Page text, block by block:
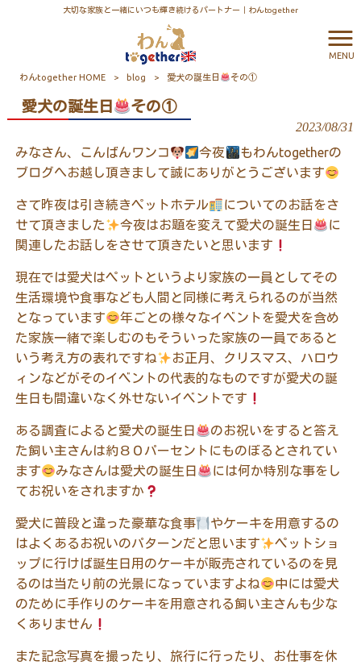
大切な家族と一緒にいつも輝き続けるパートナー｜わんtogether
MENU
わんtogether HOME > blog > 愛犬の誕生日 その①
愛犬の誕生日 その①
2023/08/31
みなさん、こんばんワンコ 今夜 もわんtogetherの
ブログへお越し頂きまして誠にありがとうございます
さて昨夜は引き続きペットホテル
についてのお話をさ
せて頂きました
今夜はお題を変えて愛犬の誕生日
に
関連したお話しをさせて頂きたいと思います
現在では愛犬はペットというより家族の一員としてその
生活環境や食事なども人間と同様に考えられるのが当然
となっています
年ごとの様々なイベントを愛犬を含め
た家族一緒で楽しむのもそういった家族の一員であると
いう考え方の表れですね
お正月、クリスマス、ハロウ
ィンなどがそのイベントの代表的なものですが愛犬の誕
生日も間違いなく外せないイベントです
ある調査によると愛犬の誕生日
のお祝いをすると答え
た飼い主さんは約８０パーセントにものぼるとされてい
ます
みなさんは愛犬の誕生日
には何か特別な事をし
てお祝いをされますか
愛犬に普段と違った豪華な食事
やケーキを用意するの
はよくあるお祝いのパターンだと思います
ペットショ
ップに行けば誕生日用のケーキが販売されているのを見
るのは当たり前の光景になっていますよね
中には愛犬
のために手作りのケーキを用意される飼い主さんも少な
くありません
また記念写真を撮ったり、旅行に行ったり、お仕事を休